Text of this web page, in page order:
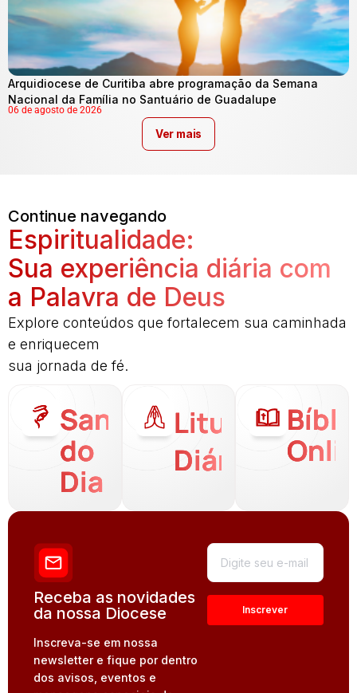
Arquidiocese de Curitiba abre programação da Semana
Nacional da Família no Santuário de Guadalupe
06 de agosto de 2026
Ver mais
Continue navegando
Espiritualidade:
Sua experiência diária com
a Palavra de Deus
Explore conteúdos que fortalecem sua caminhada
e enriquecem
sua jornada de fé.
Santo
do
Dia
Liturgia
Diária
Receba as novidades
da nossa Diocese
Inscreva-se em nossa
newsletter e fique por dentro
dos avisos, eventos e